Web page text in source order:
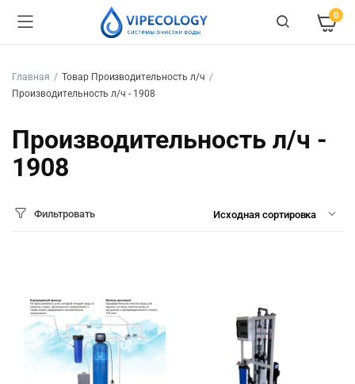
0
Главная
Товар Производительность л/ч
Производительность л/ч - 1908
Производительность л/ч -
1908
Фильтровать